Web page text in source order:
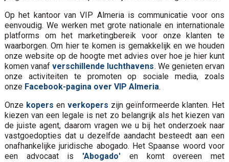
Op het kantoor van VIP Almeria is communicatie voor ons
eenvoudig. We werken met grote nationale en internationale
platforms om het marketingbereik voor onze klanten te
waarborgen. Om hier te komen is gemakkelijk en we houden
onze website op de hoogte met advies over hoe je hier kunt
komen vanafverschillende luchthavens. We genieten ervan
onze activiteiten te promoten op sociale media, zoals
onze Facebook-pagina over VIP Almeria.
Onze kopers en verkopers zijn geïnformeerde klanten. Het
kiezen van een legale is net zo belangrijk als het kiezen van
de juiste agent, daarom vragen we u bij het onderzoek naar
vastgoedopties dat u dezelfde aandacht besteedt aan een
onafhankelijke juridische abogado. Het Spaanse woord voor
een advocaat is 'Abogado' en komt overeen met